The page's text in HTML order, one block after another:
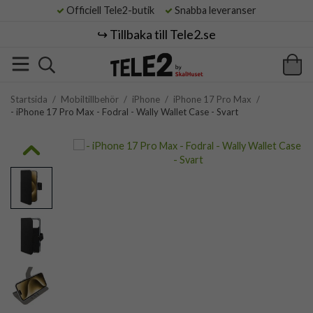
Officiell Tele2-butik Snabba leveranser
↪️ Tillbaka till Tele2.se
Startsida / Mobiltillbehör / iPhone / iPhone 17 Pro Max /
- iPhone 17 Pro Max - Fodral - Wally Wallet Case - Svart